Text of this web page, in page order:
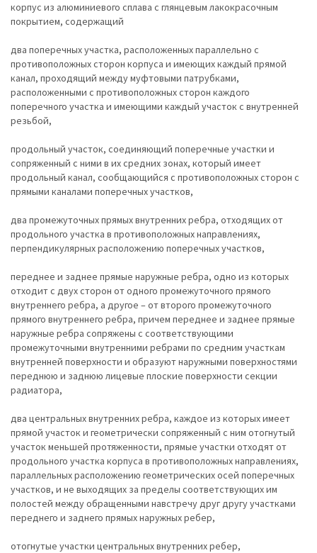
корпус из алюминиевого сплава с глянцевым лакокрасочным
покрытием, содержащий
два поперечных участка, расположенных параллельно с
противоположных сторон корпуса и имеющих каждый прямой
канал, проходящий между муфтовыми патрубками,
расположенными с противоположных сторон каждого
поперечного участка и имеющими каждый участок с внутренней
резьбой,
продольный участок, соединяющий поперечные участки и
сопряженный с ними в их средних зонах, который имеет
продольный канал, сообщающийся с противоположных сторон с
прямыми каналами поперечных участков,
два промежуточных прямых внутренних ребра, отходящих от
продольного участка в противоположных направлениях,
перпендикулярных расположению поперечных участков,
переднее и заднее прямые наружные ребра, одно из которых
отходит с двух сторон от одного промежуточного прямого
внутреннего ребра, а другое – от второго промежуточного
прямого внутреннего ребра, причем переднее и заднее прямые
наружные ребра сопряжены с соответствующими
промежуточными внутренними ребрами по средним участкам
внутренней поверхности и образуют наружными поверхностями
переднюю и заднюю лицевые плоские поверхности секции
радиатора,
два центральных внутренних ребра, каждое из которых имеет
прямой участок и геометрически сопряженный с ним отогнутый
участок меньшей протяженности, прямые участки отходят от
продольного участка корпуса в противоположных направлениях,
параллельных расположению геометрических осей поперечных
участков, и не выходящих за пределы соответствующих им
полостей между обращенными навстречу друг другу участками
переднего и заднего прямых наружных ребер,
отогнутые участки центральных внутренних ребер,